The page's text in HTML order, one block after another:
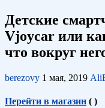
Детские
Vjoycar или
что вокруг
berezovy 1 мая, 2019
Перейти в магазин ( )